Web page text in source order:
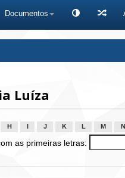
Documentos
Luíza
H J K L M N
as primeiras letras: